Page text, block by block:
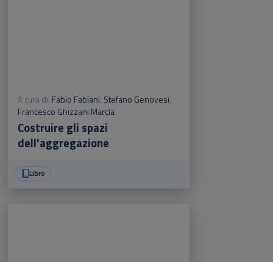
A cura di: Fabio Fabiani, Stefano Genovesi,
Francesco Ghizzani Marcìa
Costruire gli spazi
dell'aggregazione
Libro